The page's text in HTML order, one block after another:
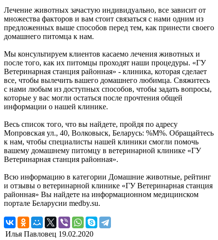
Лечение животных зачастую индивидуально, все зависит от
множества факторов и вам стоит связаться с нами одним из
предложенных выше способов перед тем, как принести своего
домашнего питомца к нам.
Мы консультируем клиентов касаемо лечения животных и
после того, как их питомцы проходят наши процедуры. «ГУ
Ветеринарная станция районная» - клиника, которая сделает
все, чтобы вылечить вашего домашнего любимца. Свяжитесь
с нами любым из доступных способов, чтобы задать вопросы,
которые у вас могли остаться после прочтения общей
информации о нашей клинике.
Весь список того, что вы найдете, пройдя по адресу
Мопровская ул., 40, Волковыск, Беларусь: %М%. Обращайтесь
к нам, чтобы специалисты нашей клиники смогли помочь
вашему домашнему питомцу в ветеринарной клинике «ГУ
Ветеринарная станция районная».
Всю информацию в категории Домашние животные, рейтинг
и отзывы о ветеринарной клинике «ГУ Ветеринарная станция
районная» Вы найдете на информационном медицинском
портале Беларусии medby.su.
Илья Павловец 19.02.2020